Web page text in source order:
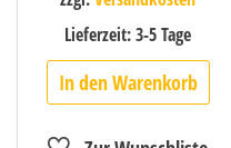
Lieferzeit:3-5 Tage
In den Warenkorb